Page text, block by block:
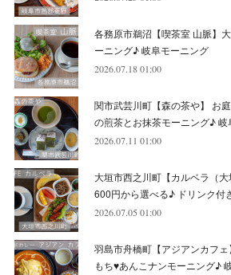
(2)
(8)
(4)
(7)
(4)
(10)
(10)
(6)
(6)
(5)
(6)
(8)
(8)
(8)
(9)
(9)
(9)
(7)
(11)
(16)
(9)
(13)
(8)
(6)
(12)
(6)
各務原市鵜沼【喫茶室 山脈】
ーニング♪ 岐阜モーニング
2026.07.18 01:00
関市武芸川町【森の茶や】 お
の煎茶とお抹茶モーニング♪
2026.07.11 01:00
大垣市西之川町【カルベラ（
600円から選べる♪ ドリンク
2026.07.05 01:00
羽島市舟橋町【アジアンカフ
もち♥あんこナンモーニング♪